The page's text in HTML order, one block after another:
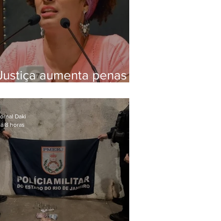
aumenta penas
pelo assassinato
Marielle Franco
Daki
8 horas